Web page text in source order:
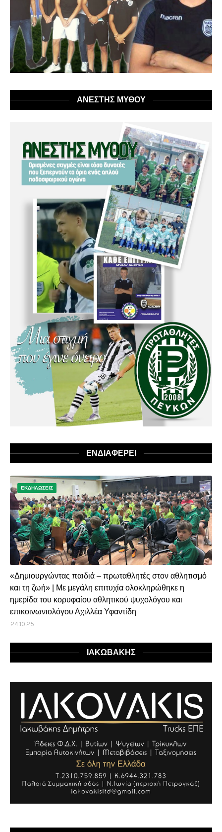
ΑΝΕΣΤΗΣ ΜΥΘΟΥ
ΕΝΔΙΑΦΕΡΕΙ
ΕΚΔΗΛΩΣΕΙΣ
«Δημιουργώντας παιδιά – πρωταθλητές στον αθλητισμό
και τη ζωή» | Με μεγάλη επιτυχία ολοκληρώθηκε η
ημερίδα του κορυφαίου αθλητικού ψυχολόγου και
επικοινωνιολόγου Αχιλλέα Υφαντίδη
24.10.25
ΙΑΚΩΒΑΚΗΣ